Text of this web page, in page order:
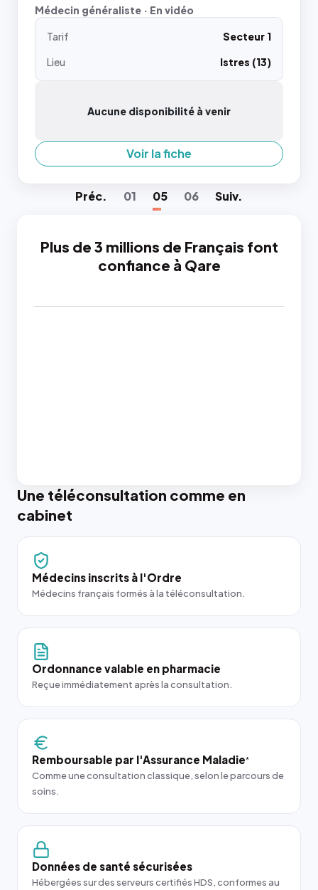
Médecin généraliste · En vidéo
Tarif
Secteur 1
Lieu
Istres (13)
Aucune disponibilité à venir
Voir la fiche
Préc. 01 05 06 Suiv.
Plus de 3 millions de Français font
confiance à Qare
Une téléconsultation comme en
cabinet
Médecins inscrits à l'Ordre
Médecins français formés à la téléconsultation.
Ordonnance valable en pharmacie
Reçue immédiatement après la consultation.
Remboursable par l'Assurance Maladie*
Comme une consultation classique, selon le parcours de
soins.
Données de santé sécurisées
Hébergées sur des serveurs certifiés HDS, conformes au